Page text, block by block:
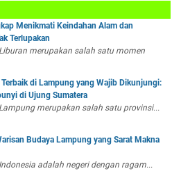
Menikmati Keindahan Alam dan
Terlupakan
merupakan salah satu momen
di Lampung yang Wajib Dikunjungi:
di Ujung Sumatera
merupakan salah satu provinsi...
Budaya Lampung yang Sarat Makna
adalah negeri dengan ragam...